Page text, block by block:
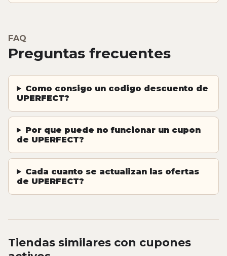
FAQ
Preguntas frecuentes
Como consigo un codigo descuento de
UPERFECT?
Por que puede no funcionar un cupon
de UPERFECT?
Cada cuanto se actualizan las ofertas
de UPERFECT?
Tiendas similares con cupones